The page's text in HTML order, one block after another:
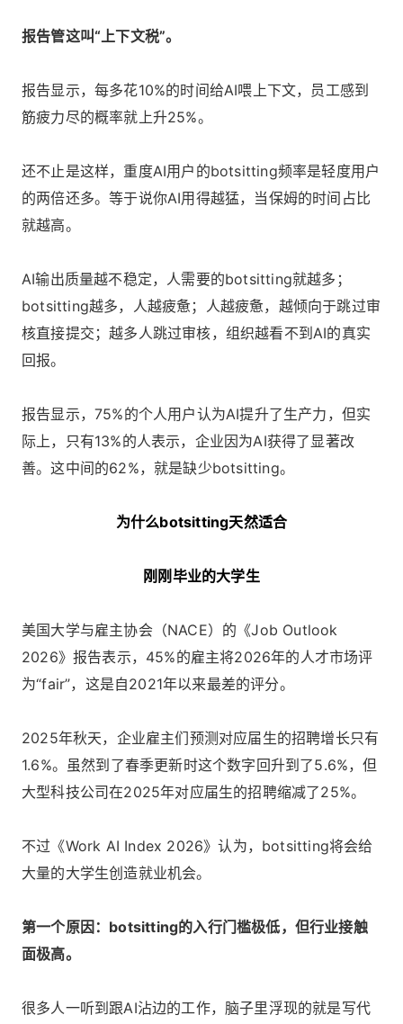
报告管这叫“上下文税”。
报告显示，每多花10%的时间给AI喂上下文，员工感到
筋疲力尽的概率就上升25%。
还不止是这样，重度AI用户的botsitting频率是轻度用户
的两倍还多。等于说你AI用得越猛，当保姆的时间占比
就越高。
AI输出质量越不稳定，人需要的botsitting就越多；
botsitting越多，人越疲惫；人越疲惫，越倾向于跳过审
核直接提交；越多人跳过审核，组织越看不到AI的真实
回报。
报告显示，75%的个人用户认为AI提升了生产力，但实
际上，只有13%的人表示，企业因为AI获得了显著改
善。这中间的62%，就是缺少botsitting。
为什么botsitting天然适合
刚刚毕业的大学生
美国大学与雇主协会（NACE）的《Job Outlook
2026》报告表示，45%的雇主将2026年的人才市场评
为“fair”，这是自2021年以来最差的评分。
2025年秋天，企业雇主们预测对应届生的招聘增长只有
1.6%。虽然到了春季更新时这个数字回升到了5.6%，但
大型科技公司在2025年对应届生的招聘缩减了25%。
不过《Work AI Index 2026》认为，botsitting将会给
大量的大学生创造就业机会。
第一个原因：botsitting的入行门槛极低，但行业接触
面极高。
很多人一听到跟AI沾边的工作，脑子里浮现的就是写代